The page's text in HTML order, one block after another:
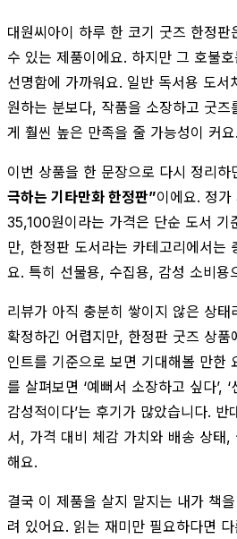
대원씨아이 하루 한 코기 굿즈 한정판
수 있는 제품이에요. 하지만 그 호불
선명함에 가까워요. 일반 독서용 도서
원하는 분보다, 작품을 소장하고 굿즈
게 훨씬 높은 만족을 줄 가능성이 커요.
이번 상품을 한 문장으로 다시 정리하
극하는 기타만화 한정판”이에요. 정
35,100원이라는 가격은 단순 도서 기
만, 한정판 도서라는 카테고리에서는
요. 특히 선물용, 수집용, 감성 소비용
리뷰가 아직 충분히 쌓이지 않은 상
확정하긴 어렵지만, 한정판 굿즈 상
인트를 기준으로 보면 기대해볼 만한
를 살펴보면 ‘예뻐서 소장하고 싶다’, ‘
감성적이다’는 후기가 많았습니다. 반
서, 가격 대비 체감 가치와 배송 상태,
해요.
결국 이 제품을 살지 말지는 내가 책
려 있어요. 읽는 재미만 필요하다면